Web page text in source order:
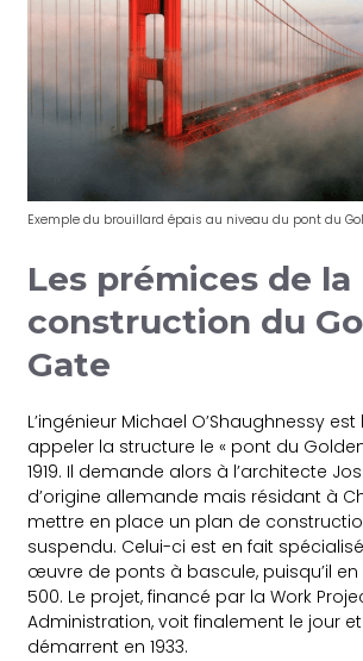
Exemple du brouillard épais au niveau du pont du
Les prémices de la
construction du
Gate
L’ingénieur Michael O’Shaughnessy
appeler la structure le « pont du
1919. Il demande alors à l’architecte
d’origine allemande mais résidant à
mettre en place un plan de
suspendu. Celui-ci est en fait
œuvre de ponts à bascule, puisqu’il
500. Le projet, financé par la Work
Administration, voit finalement le jour
démarrent en 1933.